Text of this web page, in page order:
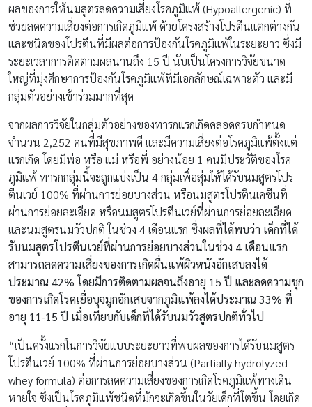
ผลของการให้นมสูตรลดความเสี่ยงโรคภูมิแพ้ (Hypoallergenic) ที่
ช่วยลดความเสี่ยงต่อการเกิดภูมิแพ้ ด้วยโครงสร้างโปรตีนแตกต่างกัน
และชนิดของโปรตีนที่มีผลต่อการป้องกันโรคภูมิแพ้ในระยะยาว ซึ่งมี
ระยะเวลาการติดตามผลนานถึง 15 ปี นับเป็นโครงการวิจัยขนาด
ใหญ่ที่มุ่งศึกษาการป้องกันโรคภูมิแพ้ที่มีเอกลักษณ์เฉพาะตัว และมี
กลุ่มตัวอย่างเข้าร่วมมากที่สุด
จากผลการวิจัยในกลุ่มตัวอย่างของทารกแรกเกิดคลอดครบกำหนด
จำนวน 2,252 คนที่มีสุขภาพดี และมีความเสี่ยงต่อโรคภูมิแพ้ตั้งแต่
แรกเกิด โดยมีพ่อ หรือ แม่ หรือพี่ อย่างน้อย 1 คนมีประวัติของโรค
ภูมิแพ้ ทารกกลุ่มนี้จะถูกแบ่งเป็น 4 กลุ่มเพื่อสุ่มให้ได้รับนมสูตรโปร
ตีนเวย์ 100% ที่ผ่านการย่อยบางส่วน หรือนมสูตรโปรตีนเคซีนที่
ผ่านการย่อยละเอียด หรือนมสูตรโปรตีนเวย์ที่ผ่านการย่อยละเอียด
และนมสูตรนมวัวปกติ ในช่วง 4 เดือนแรก ซึ่งผลที่ได้พบว่า เด็กที่ได้
รับนมสูตรโปรตีนเวย์ที่ผ่านการย่อยบางส่วนในช่วง 4 เดือนแรก
สามารถลดความเสี่ยงของการเกิดผื่นแพ้ผิวหนังอักเสบลงได้
ประมาณ 42% โดยมีการติดตามผลจนถึงอายุ 15 ปี และลดความชุก
ของการเกิดโรคเยื่อบุจมูกอักเสบจากภูมิแพ้ลงได้ประมาณ 33% ที่
อายุ 11-15 ปี เมื่อเทียบกับเด็กที่ได้รับนมวัวสูตรปกติทั่วไป
“เป็นครั้งแรกในการวิจัยแบบระยะยาวที่พบผลของการได้รับนมสูตร
โปรตีนเวย์ 100% ที่ผ่านการย่อยบางส่วน (Partially hydrolyzed
whey formula) ต่อการลดความเสี่ยงของการเกิดโรคภูมิแพ้ทางเดิน
หายใจ ซึ่งเป็นโรคภูมิแพ้ชนิดที่มักจะเกิดขึ้นในวัยเด็กที่โตขึ้น โดยเกิด